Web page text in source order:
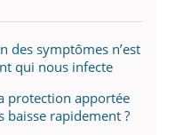
des symptômes n’est
qui nous infecte
protection apportée
baisse rapidement ?